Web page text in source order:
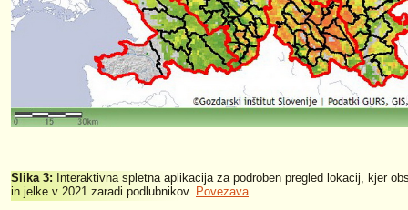
Slika 3: Interaktivna spletna aplikacija za podroben pregled lokacij, kjer
in jelke v 2021 zaradi podlubnikov. Povezava